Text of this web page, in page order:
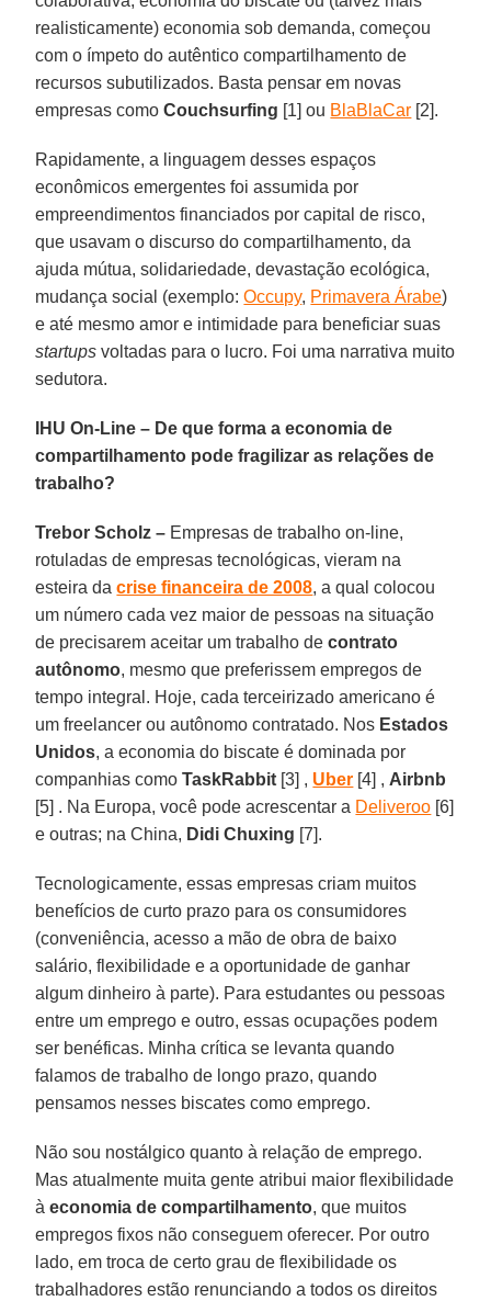
realisticamente) economia sob demanda, começou
com o ímpeto do autêntico compartilhamento de
recursos subutilizados. Basta pensar em novas
empresas comoCouchsurfing [1] ou BlaBlaCar [2].
Rapidamente, a linguagem desses espaços
econômicos emergentes foi assumida por
empreendimentos financiados por capital de risco,
que usavam o discurso do compartilhamento, da
ajuda mútua, solidariedade, devastação ecológica,
mudança social (exemplo:Occupy, Primavera Árabe)
e até mesmo amor e intimidade para beneficiar suas
startups voltadas para o lucro. Foi uma narrativa muito
sedutora.
IHU On-Line – De que forma a economia de
compartilhamento pode fragilizar as relações de
trabalho?
Trebor Scholz – Empresas de trabalho on-line,
rotuladas de empresas tecnológicas, vieram na
esteira dacrise financeira de 2008, a qual colocou
um número cada vez maior de pessoas na situação
de precisarem aceitar um trabalho decontrato
autônomo, mesmo que preferissem empregos de
tempo integral. Hoje, cada terceirizado americano é
um freelancer ou autônomo contratado. Nos Estados
Unidos, a economia do biscate é dominada por
companhias comoTaskRabbit [3] , Uber [4] , Airbnb
[5] . Na Europa, você pode acrescentar a Deliveroo [6]
e outras; na China, Didi Chuxing [7].
Tecnologicamente, essas empresas criam muitos
benefícios de curto prazo para os consumidores
(conveniência, acesso a mão de obra de baixo
salário, flexibilidade e a oportunidade de ganhar
algum dinheiro à parte). Para estudantes ou pessoas
entre um emprego e outro, essas ocupações podem
ser benéficas. Minha crítica se levanta quando
falamos de trabalho de longo prazo, quando
pensamos nesses biscates como emprego.
Não sou nostálgico quanto à relação de emprego.
Mas atualmente muita gente atribui maior flexibilidade
àeconomia de compartilhamento, que muitos
empregos fixos não conseguem oferecer. Por outro
lado, em troca de certo grau de flexibilidade os
trabalhadores estão renunciando a todos os direitos